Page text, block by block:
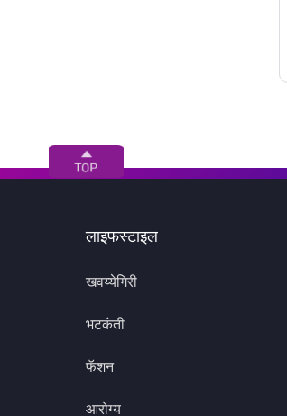
लाइफस्टाइल
खवय्येगिरी
भटकंती
फॅशन
आरोग्य